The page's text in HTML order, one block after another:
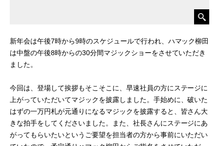
新年会は午後7時から9時のスケジュールで行われ、ハマック柳田
は中盤の午後8時からの30分間マジックショーをさせていただき
ました。
今回は、登場して挨拶もそこそこに、早速社員の方にステージに
上がっていただいてマジックを披露しました。手始めに、破いた
はずの一万円札が元通りになるマジックを披露すると、皆さん大
きな拍手をしてくださいました。また、社長さんにステージにあ
がってもらいたいというご要望を担当者の方から事前にいただい